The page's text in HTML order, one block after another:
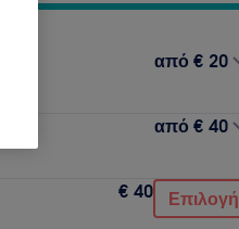
από € 20
από € 40
€ 40 Επιλογή